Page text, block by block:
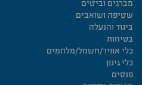
מברגים וביטים
שטיפה ושואבים
ביגוד והנעלה
בטיחות
כלי אוויר/חשמל/מלחמים
כלי גינון
פנסים